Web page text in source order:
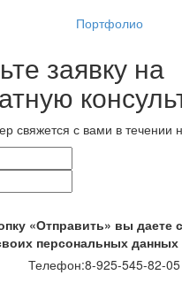
Портфолио
заявку на
свяжется с вами в течении
«Отправить» вы даете
персональных данных
Телефон:8-925-545-82-05